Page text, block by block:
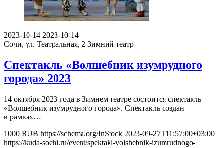
2023-10-14 2023-10-14
Сочи, ул. Театральная, 2 Зимний театр
Спектакль «Волшебник изумрудного
города» 2023
14 октября 2023 года в Зимнем театре состоится спектакль
«Волшебник изумрудного города». Спектакль создан
в рамках…
1000 RUB https://schema.org/InStock 2023-09-27T11:57:00+03:00
https://kuda-sochi.ru/event/spektakl-volshebnik-izumrudnogo-